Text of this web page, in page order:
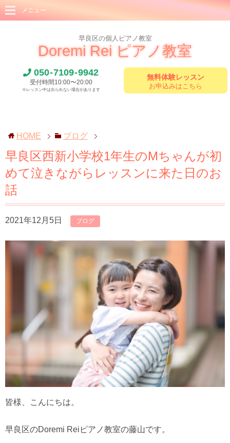
早良区の個人ピアノ教室
Doremi Rei ピアノ教室
050-7109-9942
受付時間10:00〜20:00
※レッスン中は出られない場合があります
無料体験レッスン
お申込みはこちら
メニュー
HOME ブログ
早良区西新小学校1年生のMちゃんが初
めて泣きながらレッスンに来た日のお
話
2021年12月5日 ブログ
皆様、こんにちは。
早良区のDoremi Reiピアノ教室の藤山です。